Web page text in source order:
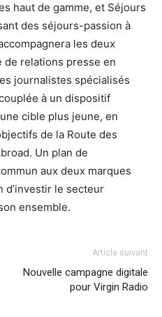
haut de gamme, et Séjours
des séjours-passion à
les deux
de relations presse en
journalistes spécialisés
à un dispositif
cible plus jeune, en
de la Route des
Un plan de
aux deux marques
d’investir le secteur
ensemble.
Article suivant
Nouvelle campagne digitale
pour Virgin Radio